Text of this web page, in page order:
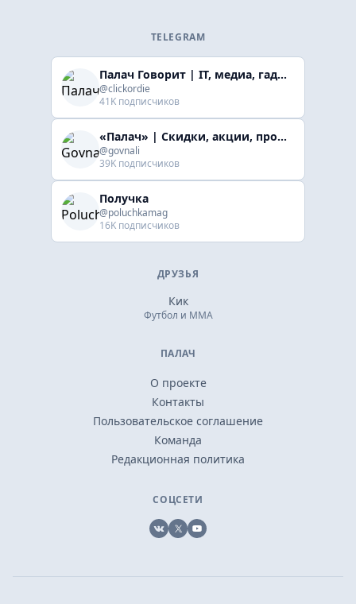
TELEGRAM
Палач Говорит | IT, медиа, гaджеты, скидки
@clickordie
41K подписчиков
«Палач» | Скидки, акции, промокоды
@govnali
39K подписчиков
Получка
@poluchkamag
16K подписчиков
ДРУЗЬЯ
Кик
Футбол и ММА
ПАЛАЧ
О проекте
Контакты
Пользовательское соглашение
Команда
Редакционная политика
СОЦСЕТИ
VK X YouTube